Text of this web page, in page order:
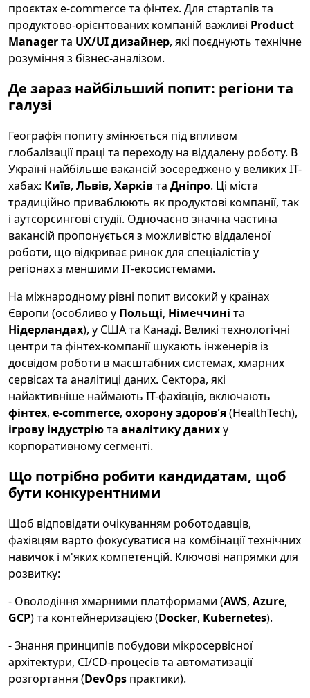
проєктах e-commerce та фінтех. Для стартапів та
продуктово-орієнтованих компаній важливі Product
Managerта UX/UI дизайнер, які поєднують технічне
розуміння з бізнес-аналізом.
Де зараз найбільший попит: регіони та
галузі
Географія попиту змінюється під впливом
глобалізації праці та переходу на віддалену роботу. В
Україні найбільше вакансій зосереджено у великих IT-
хабах: Київ, Львів, Харківта Дніпро. Ці міста
традиційно приваблюють як продуктові компанії, так
і аутсорсингові студії. Одночасно значна частина
вакансій пропонується з можливістю віддаленої
роботи, що відкриває ринок для спеціалістів у
регіонах з меншими IT-екосистемами.
На міжнародному рівні попит високий у країнах
Європи (особливо у Польщі, Німеччині та
Нідерландах), у США та Канаді. Великі технологічні
центри та фінтех-компанії шукають інженерів із
досвідом роботи в масштабних системах, хмарних
сервісах та аналітиці даних. Сектора, які
найактивніше наймають IT-фахівців, включають
фінтех, e-commerce, охорону здоров'я(HealthTech),
ігрову індустріюта аналітику даниху
корпоративному сегменті.
Що потрібно робити кандидатам, щоб
бути конкурентними
Щоб відповідати очікуванням роботодавців,
фахівцям варто фокусуватися на комбінації технічних
навичок і м'яких компетенцій. Ключові напрямки для
розвитку:
- Оволодіння хмарними платформами (AWS, Azure,
GCP) та контейнеризацією (Docker, Kubernetes).
- Знання принципів побудови мікросервісної
архітектури, CI/CD-процесів та автоматизації
розгортання (DevOps практики).